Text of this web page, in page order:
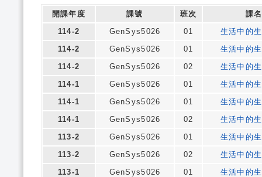
開課年度 課號 班次
課名
114-2
GenSys5026 01
生活中的
114-2
GenSys5026 01
生活中的
114-2
GenSys5026 02
生活中的
114-1
GenSys5026 01
生活中的
114-1
GenSys5026 01
生活中的
114-1
GenSys5026 02
生活中的
113-2
GenSys5026 01
生活中的
113-2
GenSys5026 02
生活中的
113-1
GenSys5026 01
生活中的